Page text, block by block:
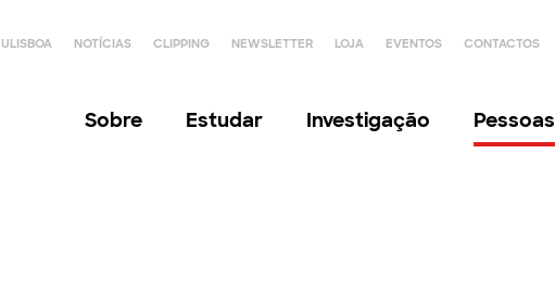
ULISBOA NOTÍCIAS CLIPPING NEWSLETTER LOJA EVENTOS CONTACTOS
Sobre Estudar Investigação Pessoas